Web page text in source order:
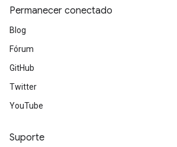
Permanecer conectado
Blog
Fórum
GitHub
Twitter
YouTube
Suporte